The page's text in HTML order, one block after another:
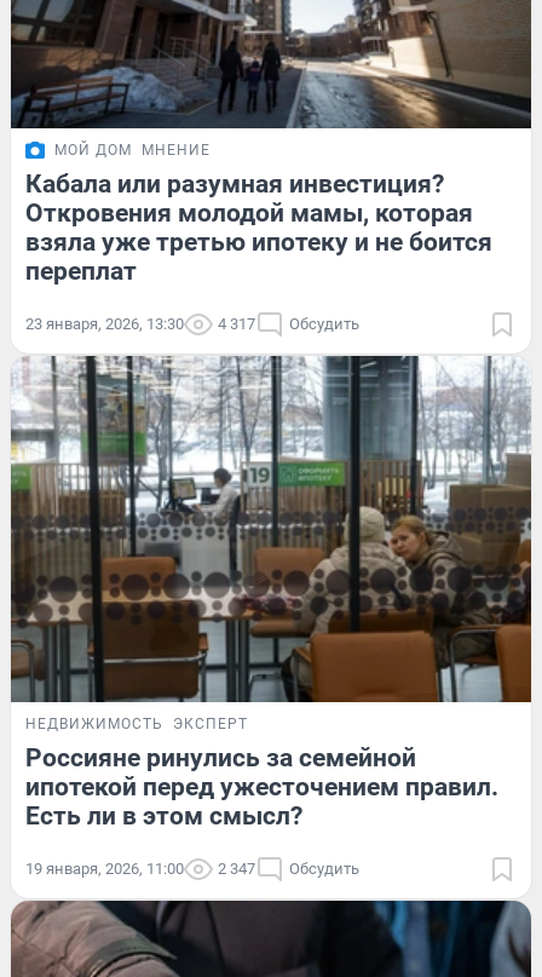
МОЙ ДОМ МНЕНИЕ
Кабала или разумная инвестиция?
Откровения молодой мамы, которая
взяла уже третью ипотеку и не боится
переплат
23 января, 2026, 13:30 4 317 Обсудить
НЕДВИЖИМОСТЬ ЭКСПЕРТ
Россияне ринулись за семейной
ипотекой перед ужесточением правил.
Есть ли в этом смысл?
19 января, 2026, 11:00 2 347 Обсудить